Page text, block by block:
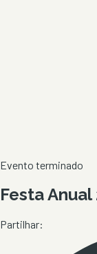
Evento terminado
Festa
Partilhar: